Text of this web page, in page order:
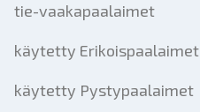
tie-vaakapaalaimet
käytetty Erikoispaalaimet
käytetty Pystypaalaimet